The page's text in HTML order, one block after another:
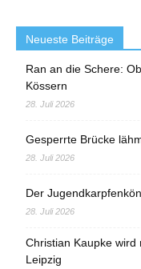
Neueste Beiträge
Ran an die Schere:
Kössern
28. Juli 2026
Gesperrte Brücke
28. Juli 2026
Der
28. Juli 2026
Christian Kaupke
Leipzig